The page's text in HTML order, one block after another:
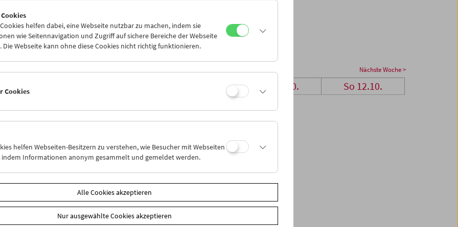
05
Nächste Woche >
Mi 8.10. Sa 11.10. So 12.10.
helfen dabei, eine Webseite nutzbar zu machen, indem sie
wie Seitennavigation und Zugriff auf sichere Bereiche der Webseite
Die Webseite kann ohne diese Cookies nicht richtig funktionieren.
Cookies
helfen Webseiten-Besitzern zu verstehen, wie Besucher mit Webseiten
indem Informationen anonym gesammelt und gemeldet werden.
Alle Cookies akzeptieren
Nur ausgewählte Cookies akzeptieren